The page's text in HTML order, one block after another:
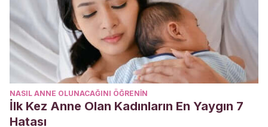
NASIL ANNE OLUNACAĞINI ÖĞRENIN
İlk Kez Anne Olan Kadınların En Yaygın 7
Hatası